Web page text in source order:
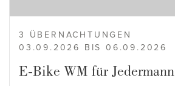
3 ÜBERNACHTUNGEN
03.09.2026 BIS 06.09.2026
E-Bike WM für Jedermann